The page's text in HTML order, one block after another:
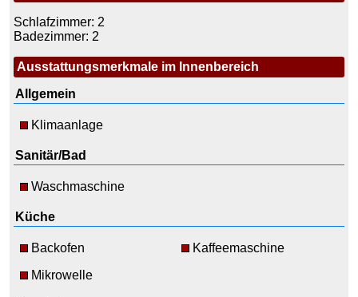
Schlafzimmer: 2
Badezimmer: 2
Ausstattungsmerkmale im Innenbereich
Allgemein
Klimaanlage
Sanitär/Bad
Waschmaschine
Küche
Backofen
Kaffeemaschine
Mikrowelle